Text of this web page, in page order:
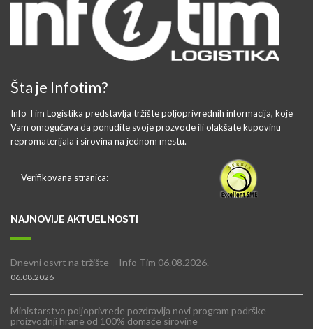
Šta je Infotim?
Info Tim Logistika predstavlja tržište poljoprivrednih informacija, koje
Vam omogućava da ponudite svoje prozvode ili olakšate kupovinu
repromaterijala i sirovina na jednom mestu.
Verifikovana stranica:
NAJNOVIJE AKTUELNOSTI
Dnevni osvrt na tržište – Info Tim 06.08.2026.
06.08.2026
Ministarstvo poljoprivrede pozdravlja novi program podrške
proizvodnji hrane od 100% domaće sirovine